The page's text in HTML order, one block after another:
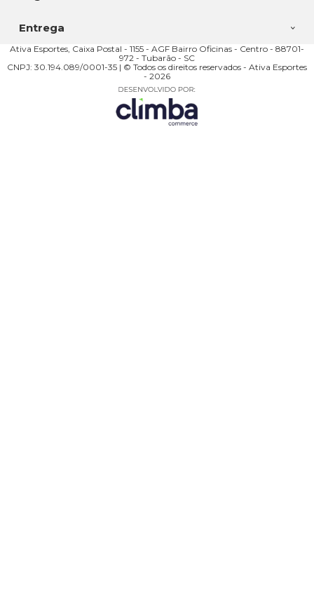
Entrega
Ativa Esportes, Caixa Postal - 1155 - AGF Bairro Oficinas - Centro - 88701-
972 - Tubarão - SC
CNPJ: 30.194.089/0001-35 | © Todos os direitos reservados - Ativa Esportes
- 2026